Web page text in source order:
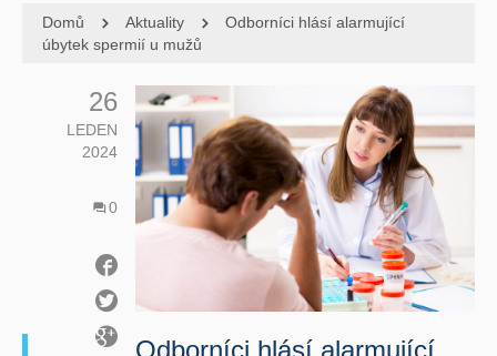
Domů Aktuality
Odborníci hlásí alarmující
úbytek spermií u mužů
26
LEDEN
2024
0
Odborníci hlásí alarmující